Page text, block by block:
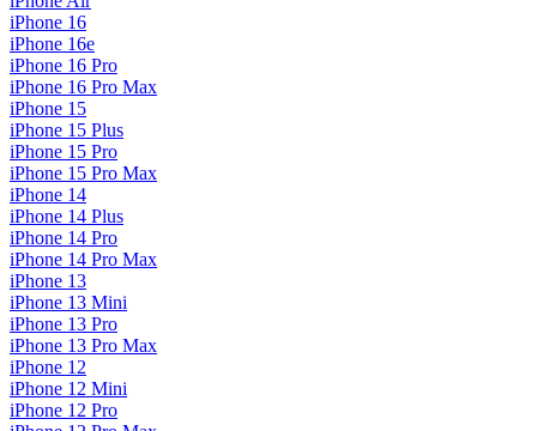
iPhone 16
iPhone 16e
iPhone 16 Pro
iPhone 16 Pro Max
iPhone 15
iPhone 15 Plus
iPhone 15 Pro
iPhone 15 Pro Max
iPhone 14
iPhone 14 Plus
iPhone 14 Pro
iPhone 14 Pro Max
iPhone 13
iPhone 13 Mini
iPhone 13 Pro
iPhone 13 Pro Max
iPhone 12
iPhone 12 Mini
iPhone 12 Pro